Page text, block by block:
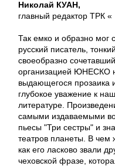
Николай КУАН,
главный редактор ТРК «
Так емко и образно мог
русский писатель,
своеобразно
организацией ЮНЕСКО
выдающегося прозаика
глубокое уважение к
литературе.
самыми издаваемыми во
пьесы "Три сестры" и
театров планеты. В чем
как его ласково звали
чеховской фразе,